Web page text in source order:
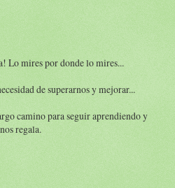
Lo mires por donde lo mires...
de superarnos y mejorar...
camino para seguir aprendiendo y
regala.